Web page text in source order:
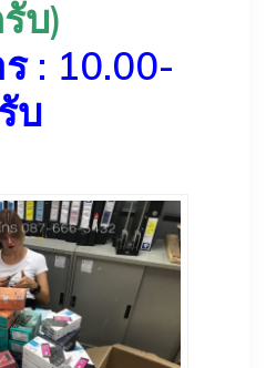
บ)
: 10.00-
บ